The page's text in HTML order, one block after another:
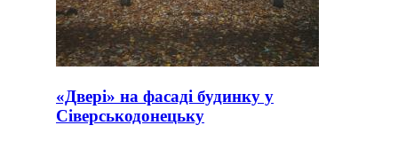
«Двері» на фасаді будинку у
Сіверськодонецьку